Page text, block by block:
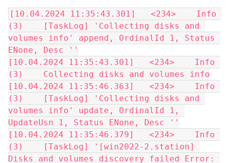
[10.04.2024 11:35:43.301]   <234>    Info
(3)    [TaskLog] 'Collecting disks and
volumes info' append, OrdinalId 1, Status
ENone, Desc ''
[10.04.2024 11:35:43.301]   <234>    Info
(3)    Collecting disks and volumes info
[10.04.2024 11:35:46.363]   <234>    Info
(3)    [TaskLog] 'Collecting disks and
volumes info' update, OrdinalId 1,
UpdateUsn 1, Status ENone, Desc ''
[10.04.2024 11:35:46.379]   <234>    Info
(3)    [TaskLog] '[win2022-2.station]
Disks and volumes discovery failed Error: